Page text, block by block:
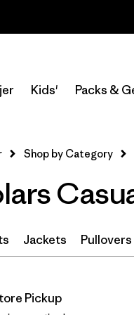
Kids' Packs &
Shop by Category
Jackets Pullovers
Pickup